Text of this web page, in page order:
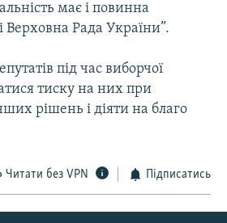
має і повинна
Верховна Рада України”.
під час виборчої
тиску на них при
рішень і діяти на благо
Читати без VPN Підписатись